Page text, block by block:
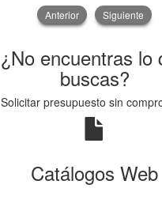
Anterior Siguiente
¿No encuentras lo
buscas?
Solicitar presupuesto sin
Catálogos Web